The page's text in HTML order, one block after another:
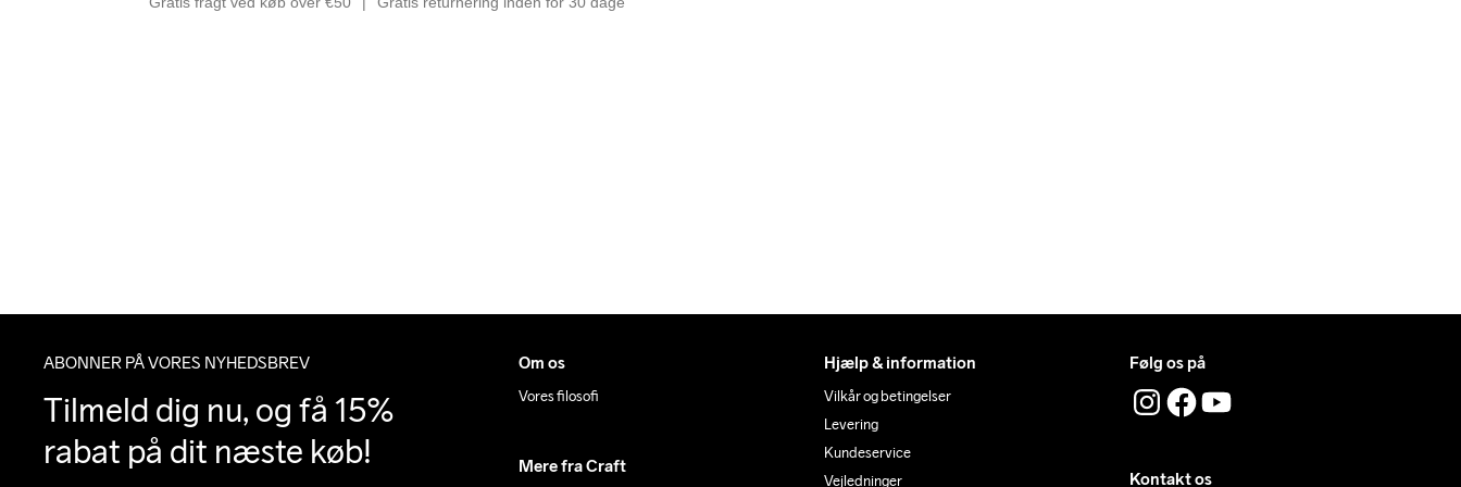
ABONNER PÅ VORES NYHEDSBREV
Tilmeld dig nu, og få 15%
rabat på dit næste køb!
Om os
Vores filosofi
Mere fra Craft
Hjælp & information
Vilkår og betingelser
Levering
Kundeservice
Vejledninger
Følg os på
Kontakt os